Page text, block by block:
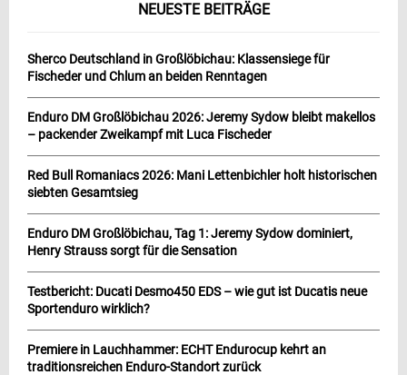
NEUESTE BEITRÄGE
Sherco Deutschland in Großlöbichau: Klassensiege für
Fischeder und Chlum an beiden Renntagen
Enduro DM Großlöbichau 2026: Jeremy Sydow bleibt makellos
– packender Zweikampf mit Luca Fischeder
Red Bull Romaniacs 2026: Mani Lettenbichler holt historischen
siebten Gesamtsieg
Enduro DM Großlöbichau, Tag 1: Jeremy Sydow dominiert,
Henry Strauss sorgt für die Sensation
Testbericht: Ducati Desmo450 EDS – wie gut ist Ducatis neue
Sportenduro wirklich?
Premiere in Lauchhammer: ECHT Endurocup kehrt an
traditionsreichen Enduro-Standort zurück